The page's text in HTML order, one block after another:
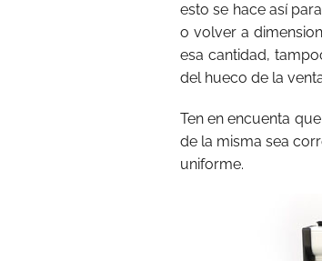
esto se hace así
o volver a
esa cantidad,
del hueco de la
Ten en encuenta
de la misma sea
uniforme.